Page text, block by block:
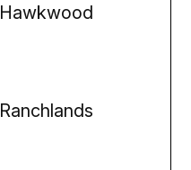
Hawkwood
Ranchlands